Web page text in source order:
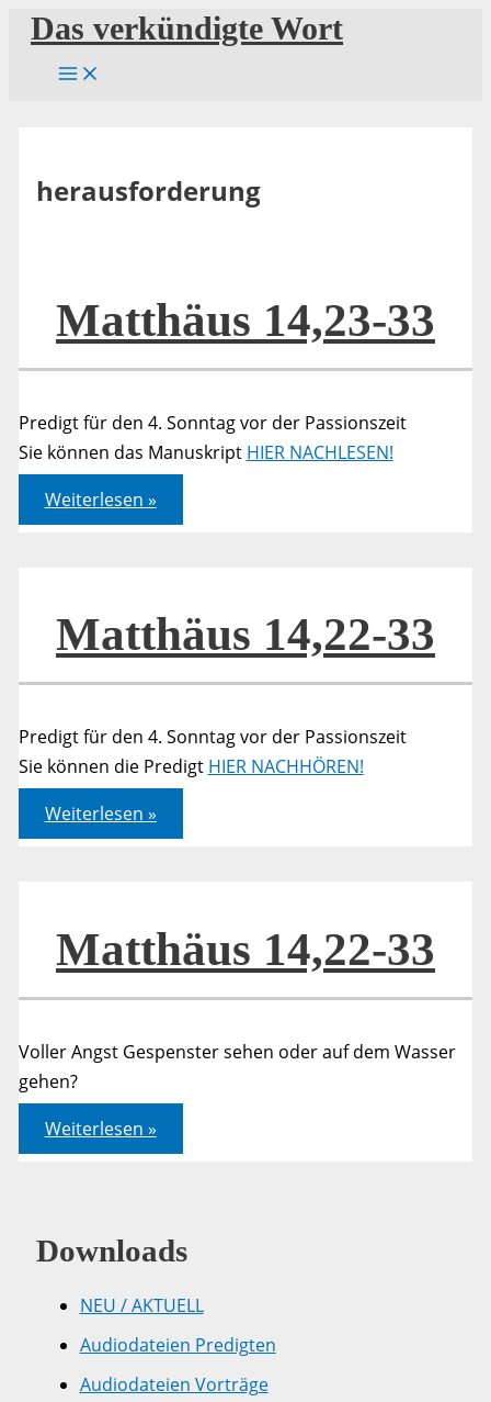
Zum
Inhalt
springen
Das verkündigte Wort
herausforderung
Matthäus 14,23-33
Predigt für den 4. Sonntag vor der Passionszeit
Sie können das Manuskript HIER NACHLESEN!
Matthäus
14,23-
33
Weiterlesen »
Matthäus 14,22-33
Predigt für den 4. Sonntag vor der Passionszeit
Sie können die Predigt HIER NACHHÖREN!
Matthäus
14,22-
33
Weiterlesen »
Matthäus 14,22-33
Voller Angst Gespenster sehen oder auf dem Wasser
gehen?
Matthäus
14,22-
33
Weiterlesen »
Downloads
NEU / AKTUELL
Audiodateien Predigten
Audiodateien Vorträge